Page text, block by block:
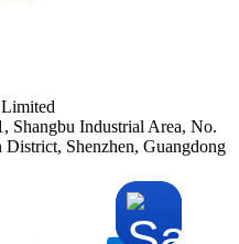
Limited
Shangbu Industrial Area, No.
Shenzhen, Guangdong